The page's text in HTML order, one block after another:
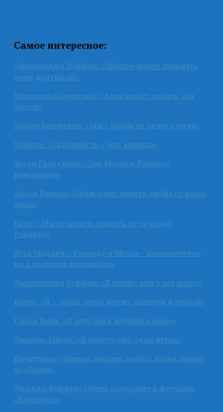
Самое интересное:
Джанлуиджи Буффон: «Мбаппе может называть
меня дедушкой»
Маурисио Почеттино: «Алли может играть, как
Месси»
Марио Балотелли: «Мы с Погба из одного теста»
Мбаппе: «Скромность – дар великих»
Хосеп Гвардиола: «Эра Месси и Роналду
невероятна»
Арсен Венгер: «Меня хотят нанять клубы со всего
мира»
Иско: «Мы не можем плакать из-за ухода
Роналду»
Лука Модрич: «Роналду и Месси – инопланетяне,
но я заслужил признание»
Джанлуиджи Буффон: «Я лучше, чем 5 лет назад»
Канте: «Я — лишь звено между защитой и атакой»
Гарри Кейн: «Я хочу быть лучшим в мире»
Лионель Месси: «Я просто ещё один игрок»
Почеттино: «Нельзя бросать трубку, когда звонят
из «Реала»
Джиджи Буффон: «Меня похоронят в футболке
«Ювентуса»